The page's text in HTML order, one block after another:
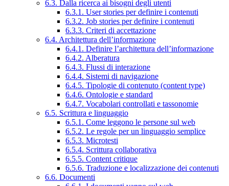
6.3. Dalla ricerca ai bisogni degli utenti
6.3.1. User stories per definire i contenuti
6.3.2. Job stories per definire i contenuti
6.3.3. Criteri di accettazione
6.4. Architettura dell’informazione
6.4.1. Definire l’architettura dell’informazione
6.4.2. Alberatura
6.4.3. Flussi di interazione
6.4.4. Sistemi di navigazione
6.4.5. Tipologie di contenuto (content type)
6.4.6. Ontologie e standard
6.4.7. Vocabolari controllati e tassonomie
6.5. Scrittura e linguaggio
6.5.1. Come leggono le persone sul web
6.5.2. Le regole per un linguaggio semplice
6.5.3. Microtesti
6.5.4. Scrittura collaborativa
6.5.5. Content critique
6.5.6. Traduzione e localizzazione dei contenuti
6.6. Documenti